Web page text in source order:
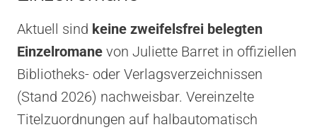
Aktuell sind keine zweifelsfrei belegten
Einzelromane von Juliette Barret in offiziellen
Bibliotheks- oder Verlagsverzeichnissen
(Stand 2026) nachweisbar. Vereinzelte
Titelzuordnungen auf halbautomatisch